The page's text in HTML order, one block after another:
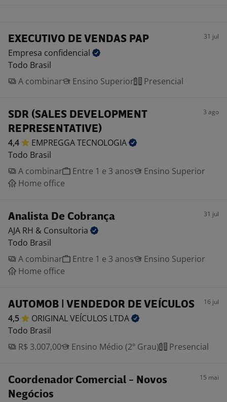
EXECUTIVO DE VENDAS PAP 31 jul
Empresa confidencial
Todo Brasil
A combinar
Ensino Superior Presencial
SDR (SALES DEVELOPMENT
REPRESENTATIVE)
3 ago
4,4 EMPREGGATECNOLOGIA
Todo Brasil
A combinar
Entre 1 e 3 anos
Ensino Superior
Home office
Analista De Cobrança 31 jul
AJA RH & Consultoria
Todo Brasil
A combinar
Entre 1 e 3 anos
Ensino Superior
Home office
AUTOMOB | VENDEDOR DE VEÍCULOS 16 jul
4,5 ORIGINAL VEÍCULOS LTDA
Todo Brasil
R$ 3.007,00
Ensino Médio (2º Grau) Presencial
Coordenador Comercial - Novos
Negócios
15 mai